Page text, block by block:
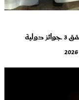
المنتخب السعودي للذكاء الاصطناعي يحقق 3 جوائز دولية